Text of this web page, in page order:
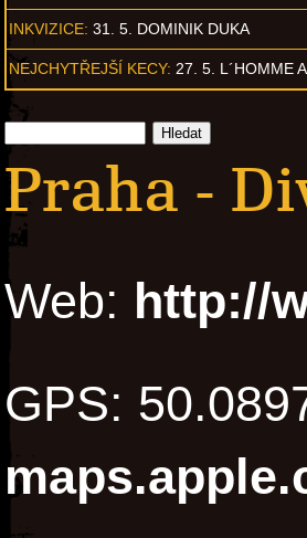
INKVIZICE: 31. 5. DOMINIK DUKA
NEJCHYTŘEJŠÍ KECY: 27. 5. L´HOMME
Praha -
Web: http://
GPS: